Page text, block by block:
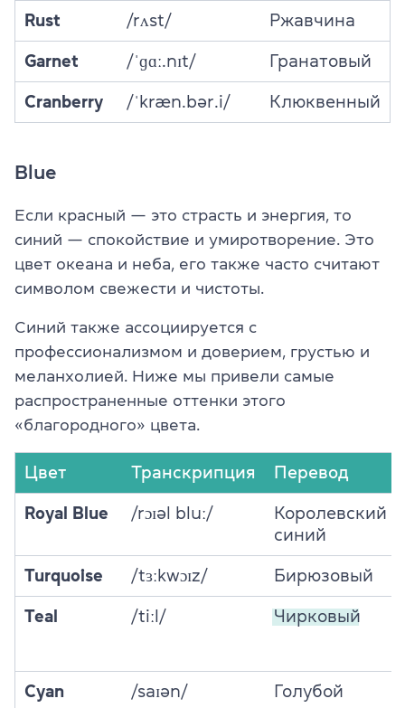
Rust /rʌst/ Ржавчина
Garnet /ˈɡɑː.nɪt/ Гранатовый
Cranberry /ˈkræn.bər.i/ Клюквенный
Blue
Если красный — это страсть и энергия, то
синий — спокойствие и умиротворение. Это
цвет океана и неба, его также часто считают
символом свежести и чистоты.
Синий также ассоциируется с
профессионализмом и доверием, грустью и
меланхолией. Ниже мы привели самые
распространенные оттенки этого
«благородного» цвета.
Цвет Транскрипция Перевод
Royal Blue /rɔɪəl bluː/
Королевский
синий
Turquoise /tɜːkwɔɪz/ Бирюзовый
Teal /tiːl/ Чирковый
Cyan /saɪən/ Голубой